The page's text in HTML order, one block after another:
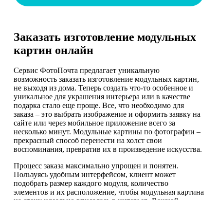
Заказать изготовление модульных
картин онлайн
Сервис ФотоПочта предлагает уникальную
возможность заказать изготовление модульных картин,
не выходя из дома. Теперь создать что-то особенное и
уникальное для украшения интерьера или в качестве
подарка стало еще проще. Все, что необходимо для
заказа – это выбрать изображение и оформить заявку на
сайте или через мобильное приложение всего за
несколько минут. Модульные картины по фотографии –
прекрасный способ перенести на холст свои
воспоминания, превратив их в произведение искусства.
Процесс заказа максимально упрощен и понятен.
Пользуясь удобным интерфейсом, клиент может
подобрать размер каждого модуля, количество
элементов и их расположение, чтобы модульная картина